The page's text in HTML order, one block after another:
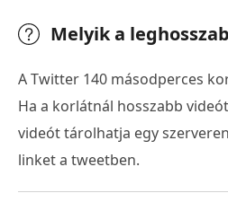
Melyik a
A Twitter 140 másodperces
Ha a korlátnál hosszabb
videót tárolhatja egy
linket a tweetben.